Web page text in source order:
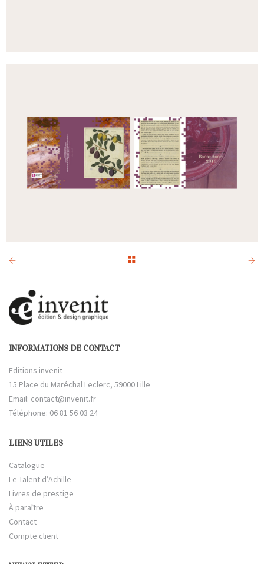
INFORMATIONS DE CONTACT
Editions invenit
15 Place du Maréchal Leclerc, 59000 Lille
Email: contact@invenit.fr
Téléphone: 06 81 56 03 24
LIENS UTILES
Catalogue
Le Talent d’Achille
Livres de prestige
À paraître
Contact
Compte client